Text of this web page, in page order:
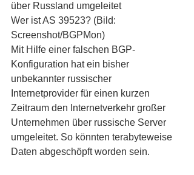
über Russland umgeleitet
Wer ist AS 39523? (Bild:
Screenshot/BGPMon)
Mit Hilfe einer falschen BGP-
Konfiguration hat ein bisher
unbekannter russischer
Internetprovider für einen kurzen
Zeitraum den Internetverkehr großer
Unternehmen über russische Server
umgeleitet. So könnten terabyteweise
Daten abgeschöpft worden sein.